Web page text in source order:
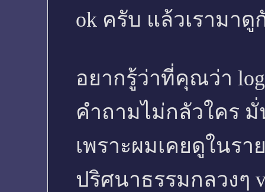
ok ครับ แล้วเรามา
อยากรู้ว่าที่คุณว่า
คำถามไม่กลัวใคร มั่
เพราะผมเคยดูในร
ปริศนาธรรมกลวงๆ